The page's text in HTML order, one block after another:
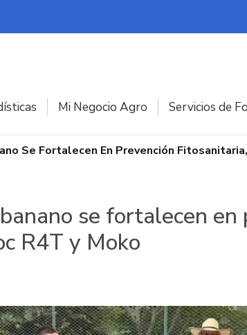
Mi Negocio Agro Servicios de
Se Fortalecen En Prevención
se fortalecen
R4T y Moko